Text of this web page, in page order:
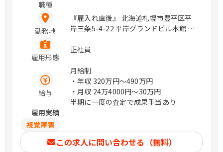
職種
勤務地
『雇入れ直後』 北海道札幌市豊平区平
岸三条5-4-22 平岸グランドビル本館 2
雇用形態
正社員
給与
月給制
・年収 320万円〜490万円
・月収 24万4000円〜30万円
半期に一度の査定で成果手当あり
雇用実績
視覚障害
この求人に問い合わせる（無料）